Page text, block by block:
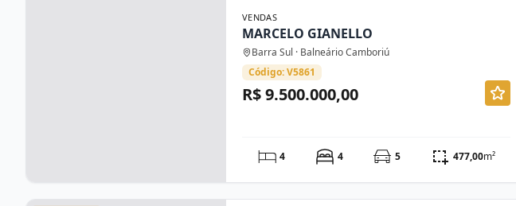
VENDAS
MARCELO GIANELLO
Barra Sul · Balneário Camboriú
Código: V5861
R$ 9.500.000,00
4 4 5 477,00m²